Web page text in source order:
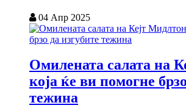
04 Апр 2025
Омилената салата на
која ќе ви помогне
тежина